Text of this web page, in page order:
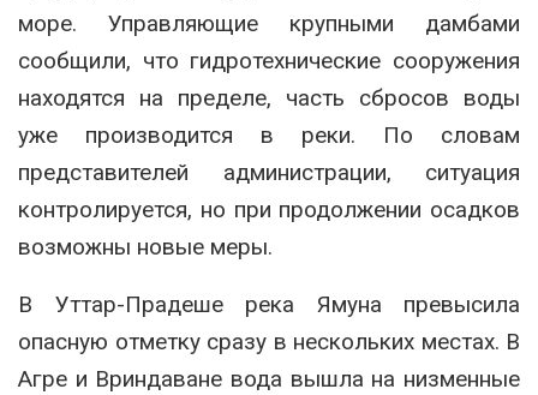
море. Управляющие крупными дамбами
сообщили, что гидротехнические сооружения
находятся на пределе, часть сбросов воды
уже производится в реки. По словам
представителей администрации, ситуация
контролируется, но при продолжении осадков
возможны новые меры.
В Уттар-Прадеше река Ямуна превысила
опасную отметку сразу в нескольких местах. В
Агре и Вриндаване вода вышла на низменные